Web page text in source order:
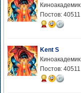
Киноакадемик
Постов: 40511
Kent S
Киноакадемик
Постов: 40511